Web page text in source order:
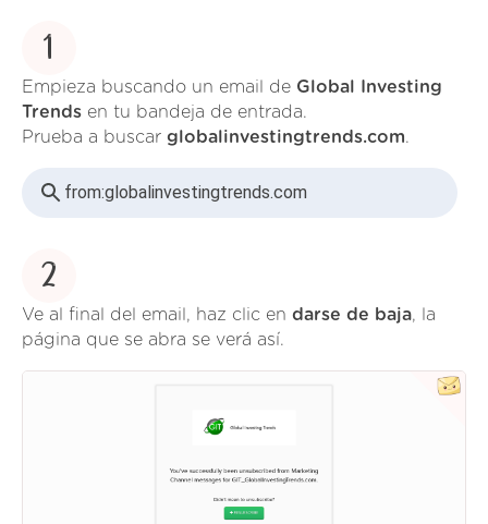
1
Empieza buscando un email de Global Investing
Trends en tu bandeja de entrada.
Prueba a buscar globalinvestingtrends.com.
from:globalinvestingtrends.com
2
Ve al final del email, haz clic en darse de baja, la
página que se abra se verá así.